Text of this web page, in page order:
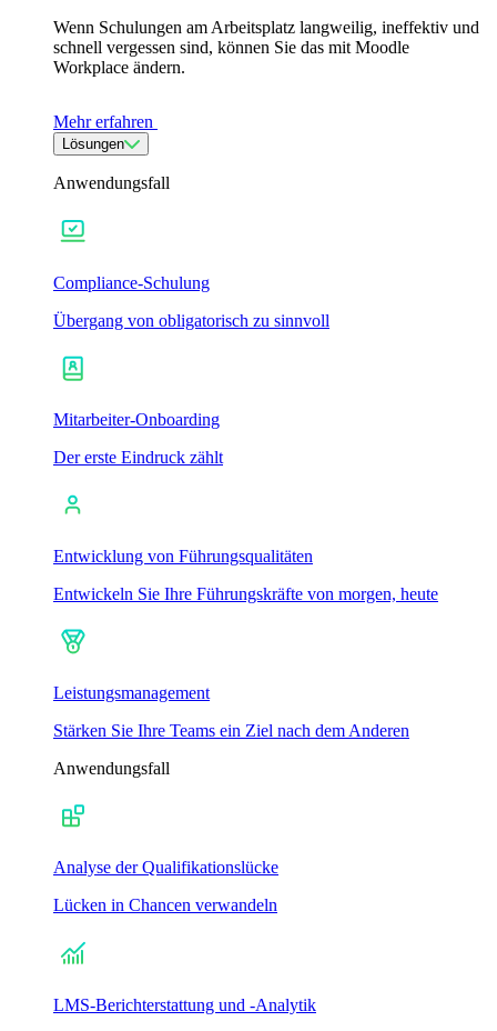
Wenn Schulungen am Arbeitsplatz langweilig, ineffektiv und
schnell vergessen sind, können Sie das mit Moodle
Workplace ändern.
Mehr erfahren
Lösungen
Anwendungsfall
Compliance-Schulung
Übergang von obligatorisch zu sinnvoll
Mitarbeiter-Onboarding
Der erste Eindruck zählt
Entwicklung von Führungsqualitäten
Entwickeln Sie Ihre Führungskräfte von morgen, heute
Leistungsmanagement
Stärken Sie Ihre Teams ein Ziel nach dem Anderen
Anwendungsfall
Analyse der Qualifikationslücke
Lücken in Chancen verwandeln
LMS-Berichterstattung und -Analytik